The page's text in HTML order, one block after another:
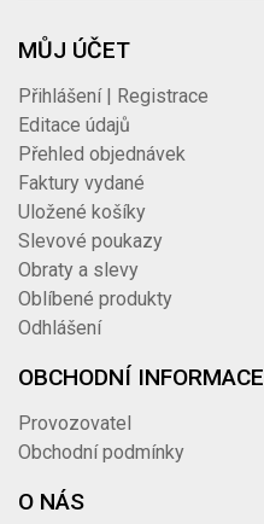
MŮJ ÚČET
Přihlášení | Registrace
Editace údajů
Přehled objednávek
Faktury vydané
Uložené košíky
Slevové poukazy
Obraty a slevy
Oblíbené produkty
Odhlášení
OBCHODNÍ INFORMACE
Provozovatel
Obchodní podmínky
O NÁS